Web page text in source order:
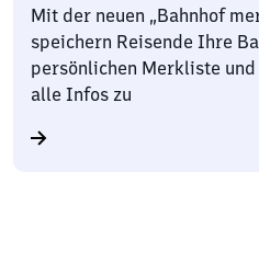
Mit der neuen „Bahnhof
speichern Reisende Ihre
persönlichen Merkliste
alle Infos zu